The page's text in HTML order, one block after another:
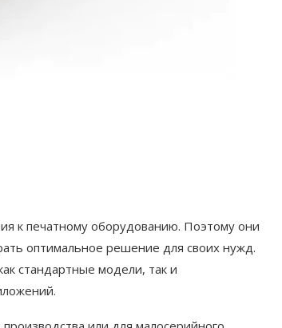
к печатному оборудованию. Поэтому они
оптимальное решение для своих нужд.
стандартные модели, так и